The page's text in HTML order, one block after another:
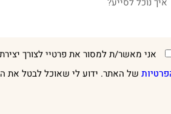
אני מאשר/ת למסור את פרטיי לצורך
של האתר. ידוע לי שאוכל לבטל את